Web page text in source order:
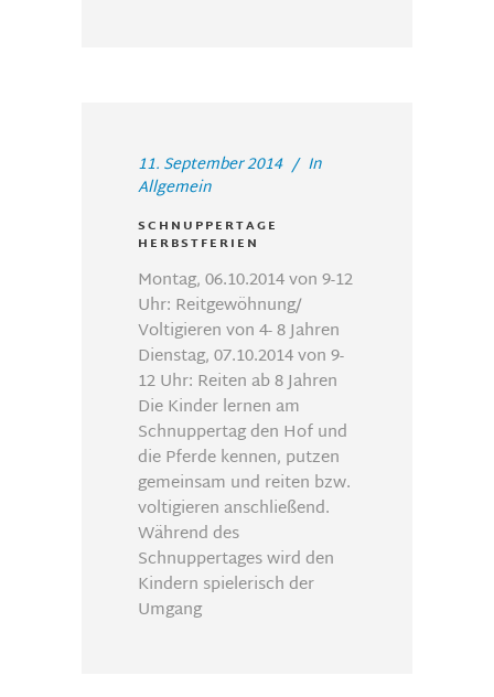
11. September 2014
In
Allgemein
SCHNUPPERTAGE
HERBSTFERIEN
Montag, 06.10.2014 von 9-12
Uhr: Reitgewöhnung/
Voltigieren von 4- 8 Jahren
Dienstag, 07.10.2014 von 9-
12 Uhr: Reiten ab 8 Jahren
Die Kinder lernen am
Schnuppertag den Hof und
die Pferde kennen, putzen
gemeinsam und reiten bzw.
voltigieren anschließend.
Während des
Schnuppertages wird den
Kindern spielerisch der
Umgang